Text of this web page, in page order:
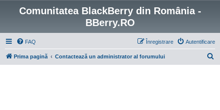
Comunitatea BlackBerry din România -
BBerry.RO
FAQ Autentificare
Înregistrare
Prima pagină Contactează un administrator al forumului